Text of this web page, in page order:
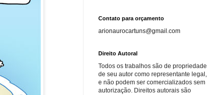
Contato para orçamento
arionaurocartuns@gmail.com
Direito Autoral
Todos os trabalhos são de propriedade
de seu autor como representante legal,
e não podem ser comercializados sem
autorização. Direitos autorais são